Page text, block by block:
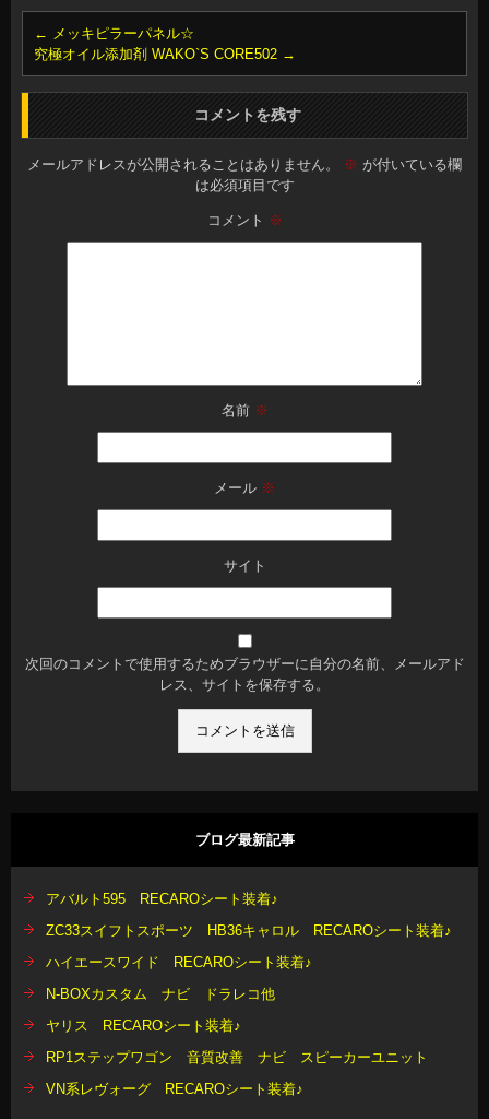
← メッキピラーパネル☆
究極オイル添加剤 WAKO`S CORE502 →
コメントを残す
メールアドレスが公開されることはありません。 ※ が付いている欄
は必須項目です
コメント ※
名前 ※
メール ※
サイト
次回のコメントで使用するためブラウザーに自分の名前、メールアド
レス、サイトを保存する。
ブログ最新記事
アバルト595 RECAROシート装着♪
ZC33スイフトスポーツ HB36キャロル RECAROシート装着♪
ハイエースワイド RECAROシート装着♪
N-BOXカスタム ナビ ドラレコ他
ヤリス RECAROシート装着♪
RP1ステップワゴン 音質改善 ナビ スピーカーユニット
VN系レヴォーグ RECAROシート装着♪